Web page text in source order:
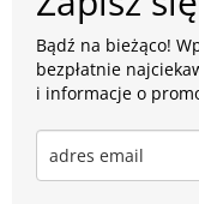
Bądź na bieżąco!
bezpłatnie
i informacje o